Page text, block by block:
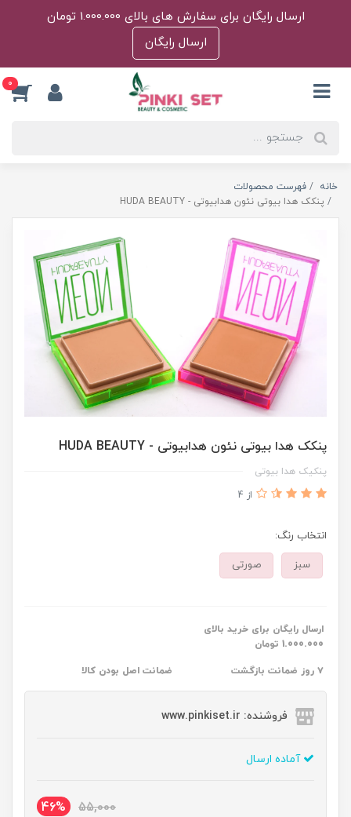
ارسال رایگان برای سفارش های بالای 1.000.000 تومان
ارسال رایگان
0
خانه
فهرست محصولات
پنکک هدا بیوتی نئون هدابیوتی - HUDA BEAUTY
پنکک هدا بیوتی نئون هدابیوتی - HUDA BEAUTY
پنکیک هدا بیوتی
از 4
انتخاب رنگ:
سبز صورتی
ارسال رایگان برای خرید بالای
1.000.000 تومان
۷ روز ضمانت بازگشت ضمانت اصل بودن کالا
فروشنده: www.pinkiset.ir
آماده ارسال
55,000
46%